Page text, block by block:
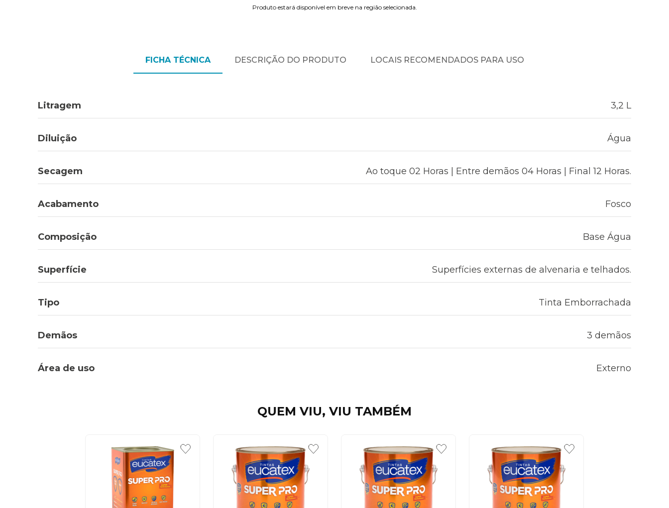
Produto estará disponível em breve na região selecionada.
FICHA TÉCNICA DESCRIÇÃO DO PRODUTO LOCAIS RECOMENDADOS PARA USO
Litragem 3,2 L
Diluição Água
Secagem Ao toque 02 Horas | Entre demãos 04 Horas | Final 12 Horas.
Acabamento Fosco
Composição Base Água
Superfície Superfícies externas de alvenaria e telhados.
Tipo Tinta Emborrachada
Demãos 3 demãos
Área de uso Externo
QUEM VIU, VIU TAMBÉM